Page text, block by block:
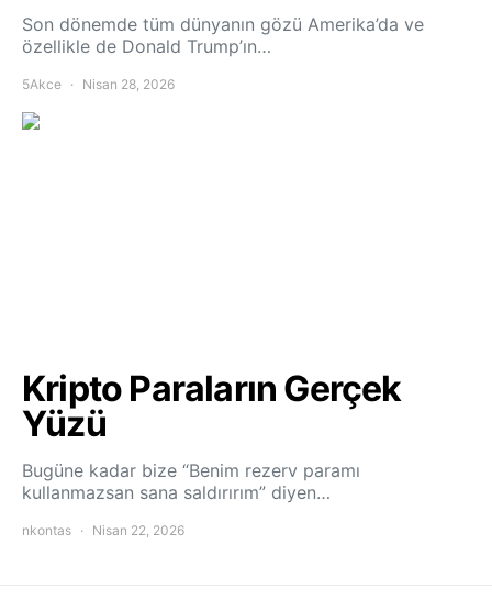
Son dönemde tüm dünyanın gözü Amerika’da ve
özellikle de Donald Trump’ın…
5Akce Nisan 28, 2026
Kripto Paraların Gerçek
Yüzü
Bugüne kadar bize “Benim rezerv paramı
kullanmazsan sana saldırırım” diyen…
nkontas Nisan 22, 2026